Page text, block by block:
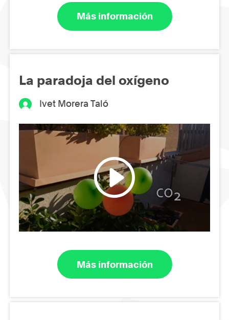
Más información
La paradoja del oxígeno
Ivet Morera Taló
Más información